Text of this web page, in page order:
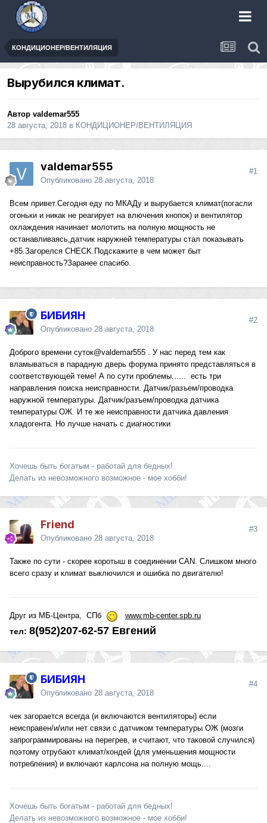
КОНДИЦИОНЕР/ВЕНТИЛЯЦИЯ
Вырубился климат.
Автор valdemar555
28 августа, 2018 в КОНДИЦИОНЕР/ВЕНТИЛЯЦИЯ
valdemar555
Опубликовано 28 августа, 2018
#1
Всем привет.Сегодня еду по МКАДу и вырубается климат(погасли
огоньки и никак не реагирует на влючения кнопок) и вентилятор
охлаждения начинает молотить на полную мощность не
останавливаясь,датчик наружней температуры стал показывать
+85.Загорелся CHECK.Подскажите в чем может быт
неисправность?Заранее спасибо.
БИБИЯН
Опубликовано 28 августа, 2018
#2
Доброго времени суток@valdemar555 . У нас перед тем как
вламываться в парадную дверь форума принято представляться в
соответствующей теме! А по сути проблемы...... есть три
направления поиска неисправности. Датчик/разъем/проводка
наружной температуры. Датчик/разъем/проводка датчика
температуры ОЖ. И те же неисправности датчика давления
хладогента. Но лучше начать с диагностики
Хочешь быть богатым - работай для бедных!
Делать из невозможного возможное - мое хобби!
Friend
Опубликовано 28 августа, 2018
#3
Также по сути - скорее коротыш в соединении CAN. Слишком много
всего сразу и климат выключился и ошибка по двигателю!
Друг из МБ-Центра, СПб www.mb-center.spb.ru
тел: 8(952)207-62-57 Евгений
БИБИЯН
Опубликовано 28 августа, 2018
#4
чек загорается всегда (и включаются вентиляторы) если
неисправен/и/или нет связи с датчиком температуры ОЖ (мозги
запрограммированы на перегрев, и считают, что таковой случился)
поэтому отрубают климат/кондей (для уменьшения мощности
потребления) и включают карлсона на полную мощь....
Хочешь быть богатым - работай для бедных!
Делать из невозможного возможное - мое хобби!